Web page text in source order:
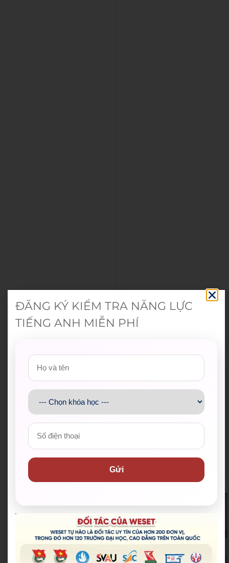
Đoàn Thanh niên Bộ Giáo d
ục và Đào tạo
Hội Sinh viên Việt Na
Trung tâm Hỗ trợ Học sinh,
sinh viên TP.HCM
Thành Đoàn TP.HCM
Thành Đoàn TP. Thủ Đức
ĐĂNG KÝ KIỂM TRA NĂNG LỰC
TIẾNG ANH MIỄN PHÍ
Gửi